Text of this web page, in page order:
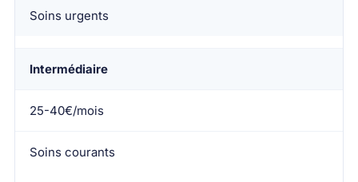
Soins urgents
Intermédiaire
25-40€/mois
Soins courants